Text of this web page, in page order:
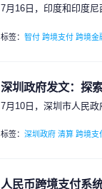
7月16日，印度和印度
标签：智付 跨境支付 跨境金
深圳政府发文：探
7月10日，深圳市人民
标签：深圳政府 清算 跨境支
人民币跨境支付系